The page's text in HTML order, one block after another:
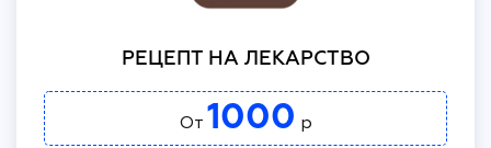
РЕЦЕПТ НА ЛЕКАРСТВО
От 1000 р